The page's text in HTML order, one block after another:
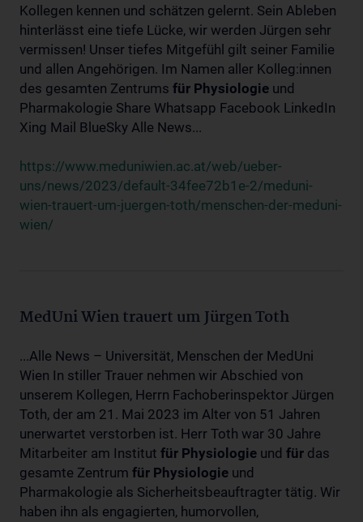
Kollegen kennen und schätzen gelernt. Sein Ableben
hinterlässt eine tiefe Lücke, wir werden Jürgen sehr
vermissen! Unser tiefes Mitgefühl gilt seiner Familie
und allen Angehörigen. Im Namen aller Kolleg:innen
des gesamten Zentrums für Physiologie und
Pharmakologie Share Whatsapp Facebook LinkedIn
Xing Mail BlueSky Alle News...
https://www.meduniwien.ac.at/web/ueber-
uns/news/2023/default-34fee72b1e-2/meduni-
wien-trauert-um-juergen-toth/menschen-der-meduni-
wien/
MedUni Wien trauert um Jürgen Toth
...Alle News – Universität, Menschen der MedUni
Wien In stiller Trauer nehmen wir Abschied von
unserem Kollegen, Herrn Fachoberinspektor Jürgen
Toth, der am 21. Mai 2023 im Alter von 51 Jahren
unerwartet verstorben ist. Herr Toth war 30 Jahre
Mitarbeiter am Institut für Physiologie und für das
gesamte Zentrum für Physiologie und
Pharmakologie als Sicherheitsbeauftragter tätig. Wir
haben ihn als engagierten, humorvollen,